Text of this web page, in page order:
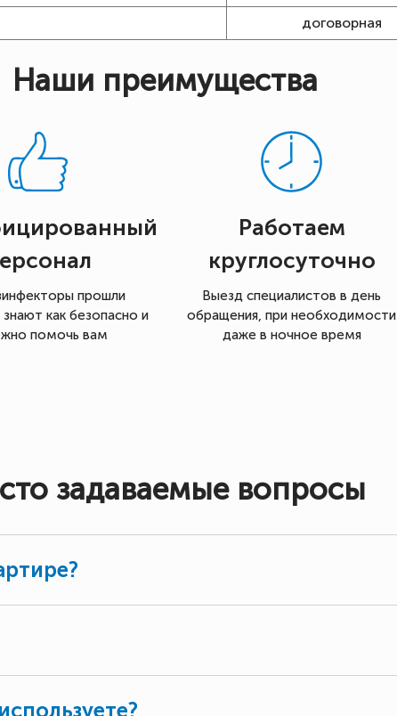
договорная
Наши преимущества
прошли
как безопасно и
помочь вам
Работаем
круглосуточно
Выезд специалистов в день
обращения, при необходимости
даже в ночное время
задаваемые вопросы